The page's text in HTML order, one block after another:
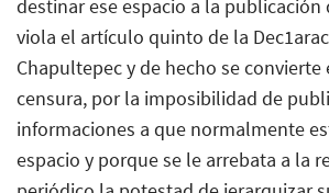
destinar ese espacio a la publicación
viola el artículo quinto de la
Chapultepec y de hecho se
censura, por la imposibilidad de
informaciones a que normalmente
espacio y porque se le arrebata a la